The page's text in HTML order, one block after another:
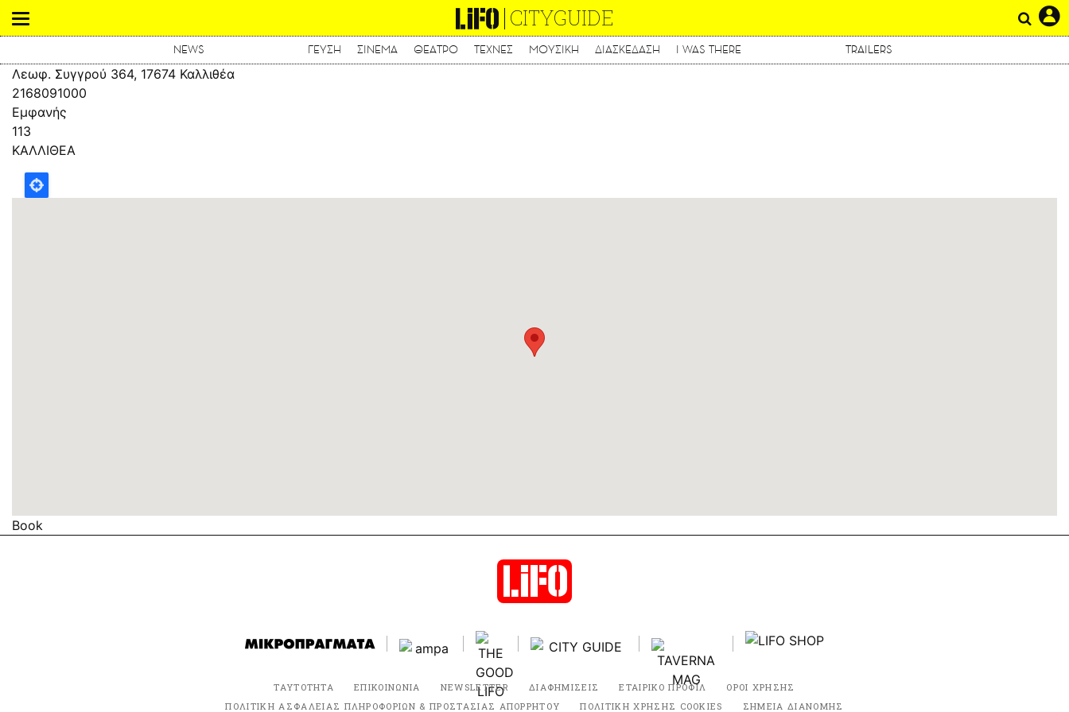
CITYGUIDE
NEWS ΓΕΥΣΗ ΣΙΝΕΜΑ ΘΕΑΤΡΟ ΤΕΧΝΕΣ ΜΟΥΣΙΚΗ ΔΙΑΣΚΕΔΑΣΗ I WAS THERE TRAILERS
Λεωφ. Συγγρού 364, 17674 Καλλιθέα
2168091000
Εμφανής
113
ΚΑΛΛΙΘΕΑ
Book
ΤΑΥΤΟΤΗΤΑ ΕΠΙΚΟΙΝΩΝΙΑ NEWSLETTER ΔΙΑΦΗΜΙΣΕΙΣ ΕΤΑΙΡΙΚΟ ΠΡΟΦΙΛ
ΟΡΟΙ ΧΡΗΣΗΣ
ΠΟΛΙΤΙΚΗ ΑΣΦΑΛΕΙΑΣ ΠΛΗΡΟΦΟΡΙΩΝ & ΠΡΟΣΤΑΣΙΑΣ ΑΠΟΡΡΗΤΟΥ
ΠΟΛΙΤΙΚΗ ΧΡΗΣΗΣ COOKIES ΣΗΜΕΙΑ ΔΙΑΝΟΜΗΣ